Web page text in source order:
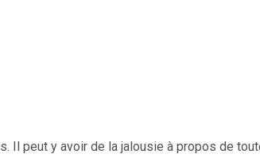
Il peut y avoir de la jalousie à propos de